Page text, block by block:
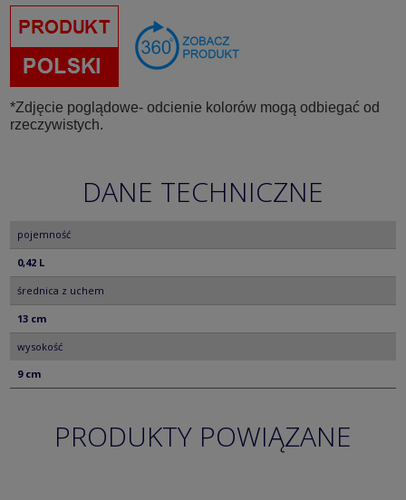
*Zdjęcie poglądowe- odcienie kolorów mogą odbiegać od
rzeczywistych.
DANE TECHNICZNE
pojemność
0,42 L
średnica z uchem
13 cm
wysokość
9 cm
PRODUKTY POWIĄZANE